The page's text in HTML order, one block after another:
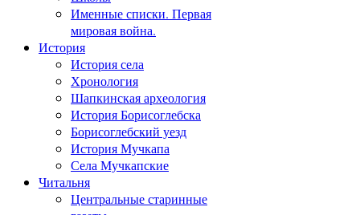
Именные списки. Первая
мировая война.
История
История села
Хронология
Шапкинская археология
История Борисоглебска
Борисоглебский уезд
История Мучкапа
Села Мучкапские
Читальня
Центральные старинные